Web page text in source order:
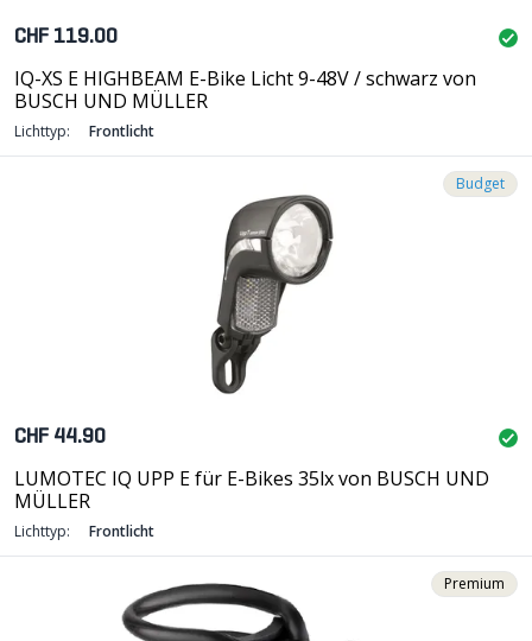
CHF 119.00
IQ-XS E HIGHBEAM E-Bike Licht 9-48V / schwarz von
BUSCH UND MÜLLER
Lichttyp: Frontlicht
Budget
CHF 44.90
LUMOTEC IQ UPP E für E-Bikes 35lx von BUSCH UND
MÜLLER
Lichttyp: Frontlicht
Premium